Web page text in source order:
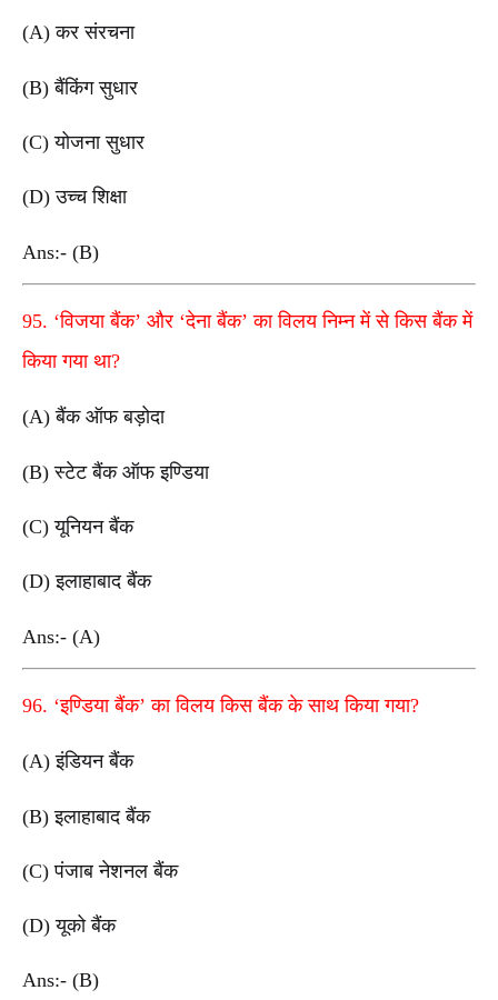
(A) कर संरचना
(B) बैंकिंग सुधार
(C) योजना सुधार
(D) उच्च शिक्षा
Ans:- (B)
95. ‘विजया बैंक’ और ‘देना बैंक’का विलय निम्न में से किस बैंक में
किया गया था?
(A) बैंक ऑफ बड़ोदा
(B) स्टेट बैंक ऑफ इण्डिया
(C) यूनियन बैंक
(D) इलाहाबाद बैंक
Ans:- (A)
96. ‘इण्डिया बैंक’ का विलय किस बैंक के साथ किया गया?
(A) इंडियन बैंक
(B) इलाहाबाद बैंक
(C) पंजाब नेशनल बैंक
(D) यूको बैंक
Ans:- (B)